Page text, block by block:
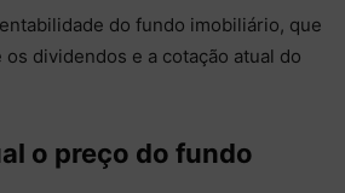
do fundo imobiliário, que
dividendos e a cotação atual do
o preço do fundo